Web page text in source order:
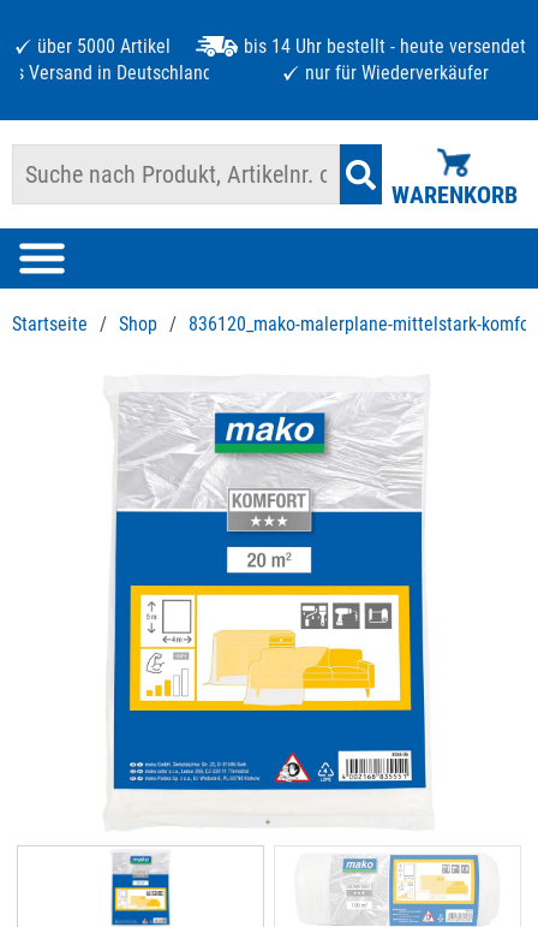
über 5000 Artikel
bis 14 Uhr bestellt - heute versendet
Versand in Deutschland ab 125 €
nur für Wiederverkäufer
WARENKORB
Startseite / Shop / 836120_mako-malerplane-mittelstark-